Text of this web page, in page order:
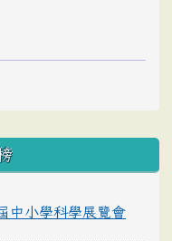
中小學科學展覽會